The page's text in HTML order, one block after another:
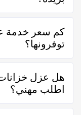
يتم الحصول على
التواصل معه إما
منه بعمل زيارة
والإتفاق.
كم سعر خدمة
توفرونها؟
تختلف اسعار
منها قرب المسافة
مستعجل أم لا.
هل عزل
اطلب مهني؟
نعم عزل خزانات